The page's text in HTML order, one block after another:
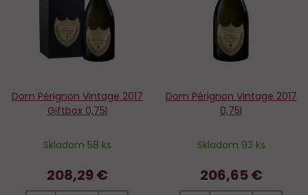
Dom Pérignon Vintage 2017
Giftbox 0,75l
Skladom 58 ks
208,29 €
Dom Pérignon Vintage 2017
0,75l
Skladom 93 ks
206,65 €